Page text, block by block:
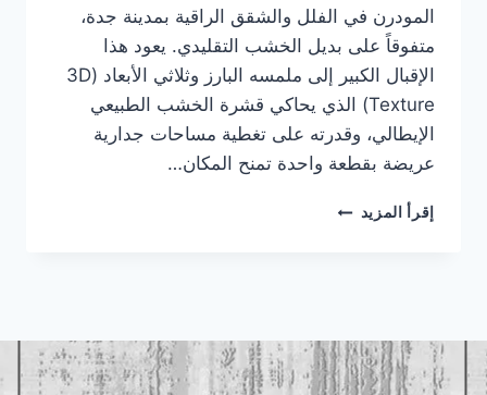
المودرن في الفلل والشقق الراقية بمدينة جدة،
متفوقاً على بديل الخشب التقليدي. يعود هذا
الإقبال الكبير إلى ملمسه البارز وثلاثي الأبعاد (3D
Texture) الذي يحاكي قشرة الخشب الطبيعي
الإيطالي، وقدرته على تغطية مساحات جدارية
عريضة بقطعة واحدة تمنح المكان…
إقرأ المزيد بديل
الشيبورد
جده
|